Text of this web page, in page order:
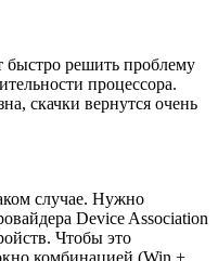
быстро решить проблему
процессора.
скачки вернутся очень
случае. Нужно
Device Association
Чтобы это